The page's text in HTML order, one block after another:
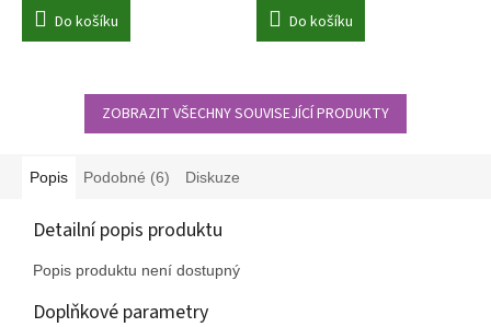
Do košíku Do košíku
ZOBRAZIT VŠECHNY SOUVISEJÍCÍ PRODUKTY
Popis Podobné (6) Diskuze
Detailní popis produktu
Popis produktu není dostupný
Doplňkové parametry